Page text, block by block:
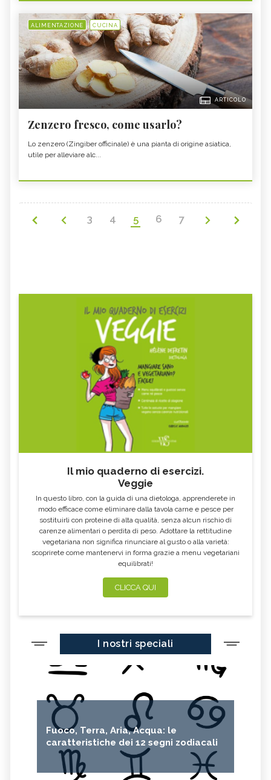
ALIMENTAZIONE CUCINA
ARTICOLO
Zenzero fresco, come usarlo?
Lo zenzero (Zingiber officinale) è una pianta di origine asiatica,
utile per alleviare alc...
3 4 5 6 7
Il mio quaderno di esercizi.
Veggie
In questo libro, con la guida di una dietologa, apprenderete in
modo efficace come eliminare dalla tavola carne e pesce per
sostituirli con proteine di alta qualità, senza alcun rischio di
carenze alimentari o perdita di peso. Adottare la rettitudine
vegetariana non significa rinunciare al gusto o alla varietà:
scoprirete come mantenervi in forma grazie a menu vegetariani
equilibrati!
CLICCA QUI
I nostri speciali
Fuoco, Terra, Aria, Acqua: le
caratteristiche dei 12 segni zodiacali